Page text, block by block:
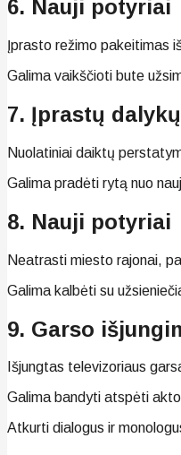
6. Nauji potyriai
Įprasto režimo pakeitimas
Galima vaikščioti bute
7. Įprastų
Nuolatiniai daiktų
Galima pradėti rytą nuo
8. Nauji potyriai
Neatrasti miesto rajonai,
Galima kalbėti su
9. Garso
Išjungtas televizoriaus
Galima bandyti atspėti
Atkurti dialogus ir